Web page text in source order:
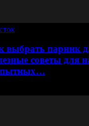
выбрать парник
советы для